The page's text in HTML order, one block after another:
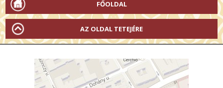
FŐOLDAL
AZ OLDAL TETEJÉRE